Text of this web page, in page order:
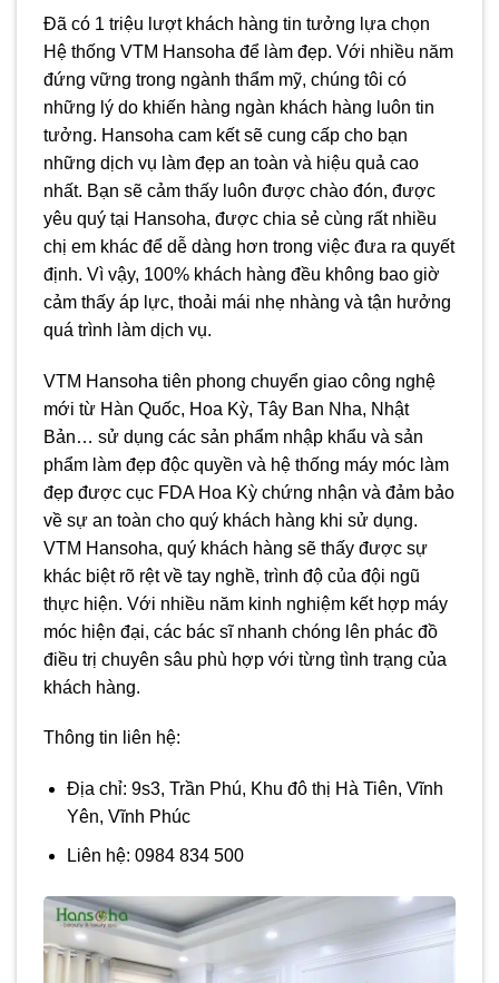
Đã có 1 triệu lượt khách hàng tin tưởng lựa chọn
Hệ thống VTM Hansoha để làm đẹp. Với nhiều năm
đứng vững trong ngành thẩm mỹ, chúng tôi có
những lý do khiến hàng ngàn khách hàng luôn tin
tưởng. Hansoha cam kết sẽ cung cấp cho bạn
những dịch vụ làm đẹp an toàn và hiệu quả cao
nhất. Bạn sẽ cảm thấy luôn được chào đón, được
yêu quý tại Hansoha, được chia sẻ cùng rất nhiều
chị em khác để dễ dàng hơn trong việc đưa ra quyết
định. Vì vậy, 100% khách hàng đều không bao giờ
cảm thấy áp lực, thoải mái nhẹ nhàng và tận hưởng
quá trình làm dịch vụ.
VTM Hansoha tiên phong chuyển giao công nghệ
mới từ Hàn Quốc, Hoa Kỳ, Tây Ban Nha, Nhật
Bản… sử dụng các sản phẩm nhập khẩu và sản
phẩm làm đẹp độc quyền và hệ thống máy móc làm
đẹp được cục FDA Hoa Kỳ chứng nhận và đảm bảo
về sự an toàn cho quý khách hàng khi sử dụng.
VTM Hansoha, quý khách hàng sẽ thấy được sự
khác biệt rõ rệt về tay nghề, trình độ của đội ngũ
thực hiện. Với nhiều năm kinh nghiệm kết hợp máy
móc hiện đại, các bác sĩ nhanh chóng lên phác đồ
điều trị chuyên sâu phù hợp với từng tình trạng của
khách hàng.
Thông tin liên hệ:
Địa chỉ: 9s3, Trần Phú, Khu đô thị Hà Tiên, Vĩnh
Yên, Vĩnh Phúc
Liên hệ: 0984 834 500